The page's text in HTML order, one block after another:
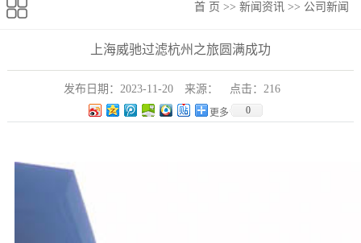
首 页 >> 新闻资讯 >> 公司新闻
上海威驰过滤杭州之旅圆满成功
发布日期：2023-11-20 来源： 点击：216
更多 0